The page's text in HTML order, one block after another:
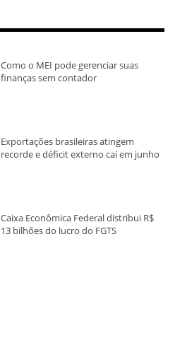
Como o MEI pode gerenciar suas
finanças sem contador
Exportações brasileiras atingem
recorde e déficit externo cai em junho
Caixa Econômica Federal distribui R$
13 bilhões do lucro do FGTS